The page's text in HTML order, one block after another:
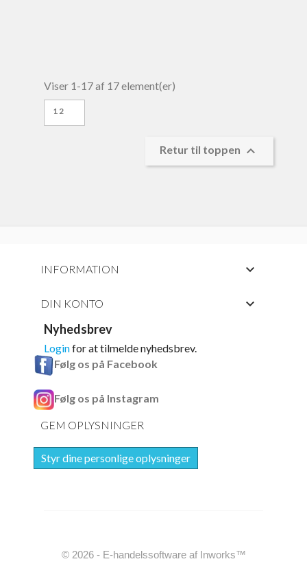
Viser 1-17 af 17 element(er)
12
Retur til toppen 
INFORMATION 
DIN KONTO 
Nyhedsbrev
Loginfor at tilmelde nyhedsbrev.
Følg os på Facebook
Følg os på Instagram
GEM OPLYSNINGER
Styr dine personlige oplysninger
© 2026 - E-handelssoftware af Inworks™